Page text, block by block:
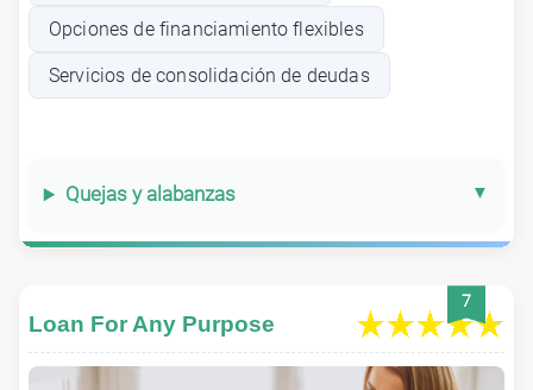
Opciones de financiamiento flexibles
Servicios de consolidación de deudas
Quejas y alabanzas
7
Loan For Any Purpose